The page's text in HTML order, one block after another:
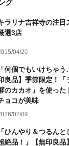
グ
ラリナ吉祥寺の注目
選3店
04/20
「何個でもいけちゃ
良品】季節限定！「
のカカオ」を使った
ョコが美味
02/09
「ひんやり＆つるんと
絶品！」【無印良品